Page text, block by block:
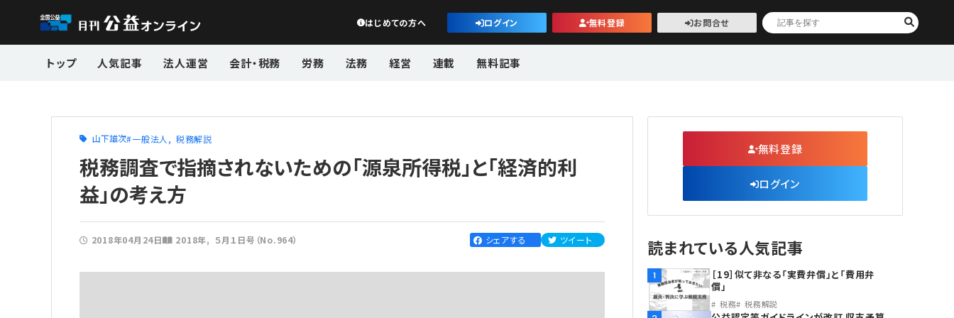
公益・一般法人オンライン
はじめての方へ ログイン 無料登録 お問合せ
トップ 人気記事 法人運営 会計・税務 労務 法務 経営 連載 無料記事
山下雄次 一般法人 税務解説
税務調査で指摘されないための「源泉所得税」と「経済的利
益」の考え方
2018年04月24日 2018年 ５月１日号（No.964） シェアする ツイート
無料登録
ログイン
読まれている人気記事
1
［19］似て非なる「実費弁償」と「費用弁
償」
税務 税務解説